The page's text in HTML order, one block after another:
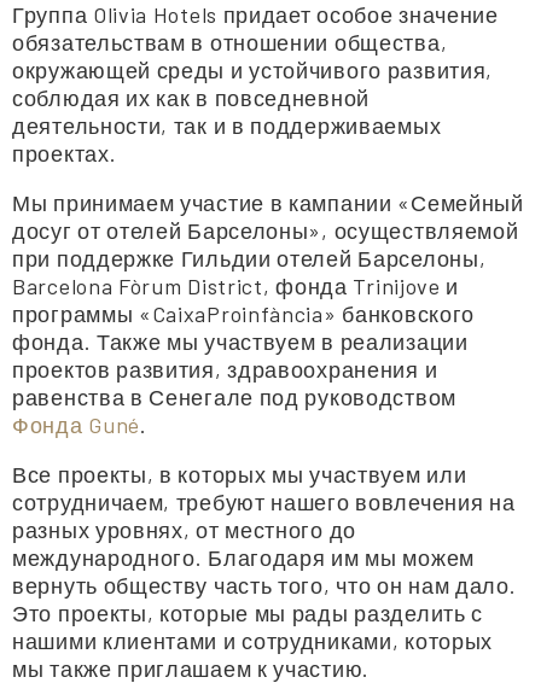
Группа Olivia Hotels придает особое значение
обязательствам в отношении общества,
окружающей среды и устойчивого развития,
соблюдая их как в повседневной
деятельности, так и в поддерживаемых
проектах.
Мы принимаем участие в кампании «Семейный
досуг от отелей Барселоны», осуществляемой
при поддержке Гильдии отелей Барселоны,
Barcelona Fòrum District, фонда Trinijove и
программы «CaixaProinfància» банковского
фонда. Также мы участвуем в реализации
проектов развития, здравоохранения и
равенства в Сенегале под руководством
Фонда Guné.
Все проекты, в которых мы участвуем или
сотрудничаем, требуют нашего вовлечения на
разных уровнях, от местного до
международного. Благодаря им мы можем
вернуть обществу часть того, что он нам дало.
Это проекты, которые мы рады разделить с
нашими клиентами и сотрудниками, которых
мы также приглашаем к участию.